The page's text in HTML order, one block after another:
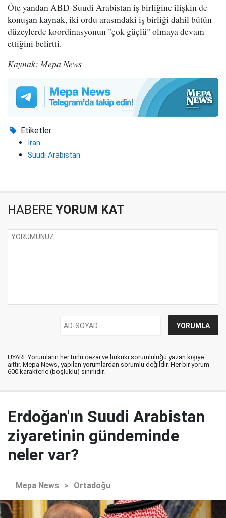
Öte yandan ABD-Suudi Arabistan iş birliğine ilişkin de
konuşan kaynak, iki ordu arasındaki iş birliği dahil bütün
düzeylerde koordinasyonun "çok güçlü" olmaya devam
ettiğini belirtti.
Kaynak: Mepa News
Etiketler :
İran
Suudi Arabistan
HABERE YORUM KAT
UYARI: Yorumların her türlü cezai ve hukuki sorumluluğu yazan kişiye
aittir. Mepa News, yapılan yorumlardan sorumlu değildir. Her bir yorum
600 karakterle (boşluklu) sınırlıdır.
Erdoğan'ın Suudi Arabistan
ziyaretinin gündeminde
neler var?
Mepa News > Ortadoğu